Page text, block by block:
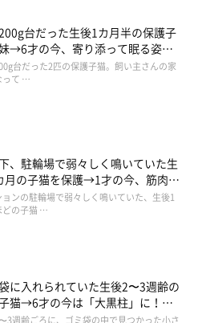
台だった生後1カ月半の保護子
→6才の今、寄り添って眠る姿に
り！
台だった2匹の保護子猫。飼い主さんの家
って …
、駐輪場で弱々しく鳴いていた生
月の子猫を保護→1才の今、筋肉質
デレなコに成長
ョンの駐輪場で弱々しく鳴いていた、生後1
どの子猫 …
に入れられていた生後2〜3週齢の
猫→6才の今は「大黒柱」に！
黒猫に成長した姿にグッとくる
3週齢ごろに、ゴミ袋の中で見つかった小さ